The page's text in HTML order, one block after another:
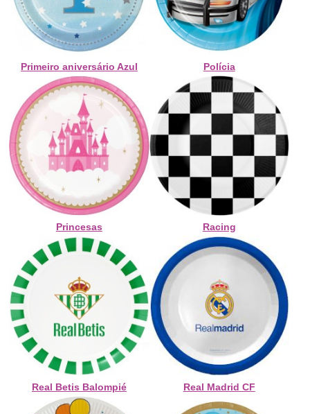
Primeiro aniversário Azul Polícia
Princesas Racing
Real Betis Balompié Real Madrid CF